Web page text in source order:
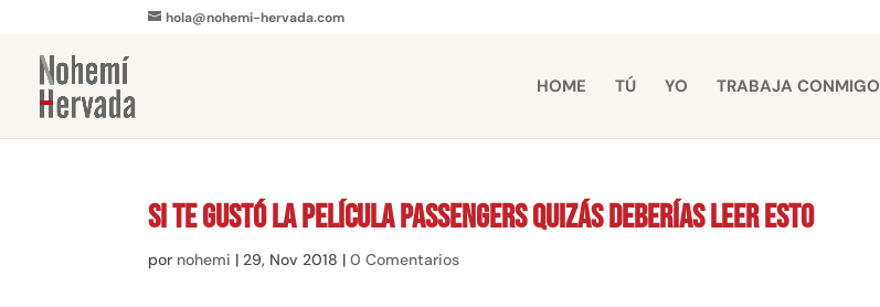
hola@nohemi-hervada.com
HOME TÚ YO TRABAJA CONMIGO
Si te gustó la película Passengers quizás deberías leer esto
por nohemi |29, Nov 2018 |0 Comentarios